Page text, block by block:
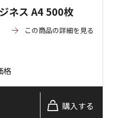
ネス A4 500枚
この商品の詳細を見る
格
購入する